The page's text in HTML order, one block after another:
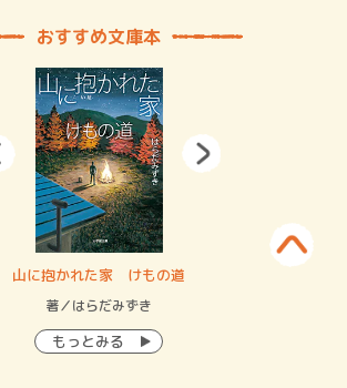
おすすめ文庫本
山に抱かれた家 けもの道
著／はらだみずき
もっとみる